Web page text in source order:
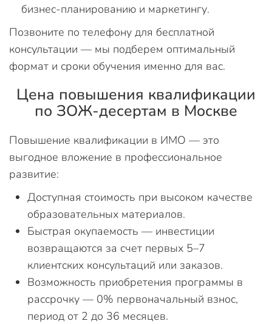
бизнес-планированию и маркетингу.
Позвоните по телефону для бесплатной
консультации — мы подберем оптимальный
формат и сроки обучения именно для вас.
Цена повышения квалификации
по ЗОЖ-десертам в Москве
Повышение квалификации в ИМО — это
выгодное вложение в профессиональное
развитие:
Доступная стоимость при высоком качестве
образовательных материалов.
Быстрая окупаемость — инвестиции
возвращаются за счет первых 5–7
клиентских консультаций или заказов.
Возможность приобретения программы в
рассрочку — 0% первоначальный взнос,
период от 2 до 36 месяцев.